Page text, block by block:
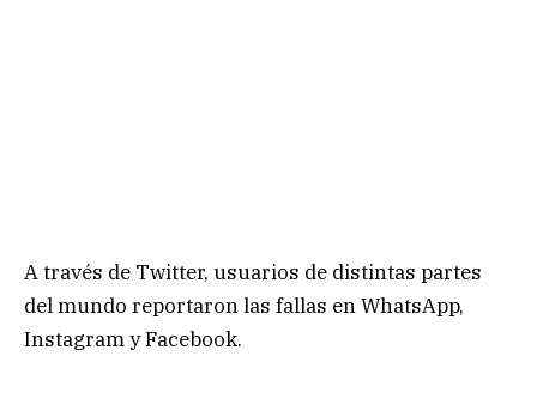
A través de Twitter, usuarios de distintas partes
del mundo reportaron las fallas en WhatsApp,
Instagram y Facebook.